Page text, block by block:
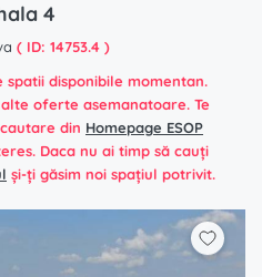
4
( ID: 14753.4 )
disponibile momentan.
oferte asemanatoare. Te
din Homepage ESOP
Daca nu ai timp să cauți
și-ți găsim noi spațiul potrivit.